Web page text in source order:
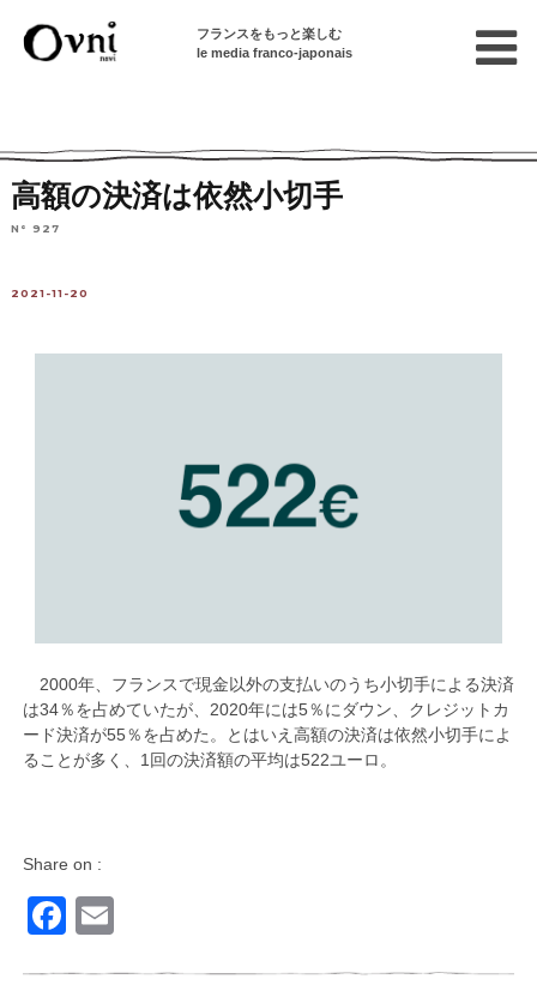
フランスをもっと楽しむ
le media franco-japonais
高額の決済は依然小切手
N° 927
2021-11-20
2000年、フランスで現金以外の支払いのうち小切手による決済
は34％を占めていたが、2020年には5％にダウン、クレジットカ
ード決済が55％を占めた。とはいえ高額の決済は依然小切手によ
ることが多く、1回の決済額の平均は522ユーロ。
Share on :
Facebook